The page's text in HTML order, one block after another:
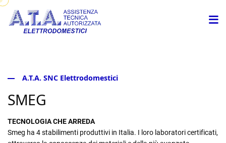
A.T.A. SNC Elettrodomestici
SMEG
TECNOLOGIA CHE ARREDA
Smeg ha 4 stabilimenti produttivi in Italia. I loro laboratori certificati,